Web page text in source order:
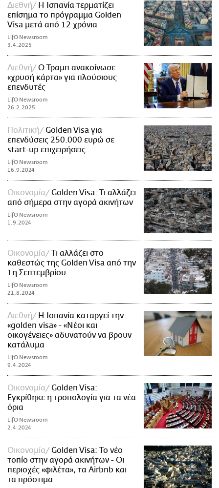
Διεθνή
Η Ισπανία τερματίζει
επίσημα το πρόγραμμα Golden
Visa μετά από 12 χρόνια
LifO Newsroom
3.4.2025
Διεθνή
Ο Τραμπ ανακοίνωσε
«χρυσή κάρτα» για πλούσιους
επενδυτές
LifO Newsroom
26.2.2025
Πολιτική
Golden Visa για
επενδύσεις 250.000 ευρώ σε
start-up επιχειρήσεις
LifO Newsroom
16.9.2024
Οικονομία
Golden Visa: Τι αλλάζει
από σήμερα στην αγορά ακινήτων
LifO Newsroom
1.9.2024
Οικονομία
Τι αλλάζει στο
καθεστώς της Golden Visa από την
1η Σεπτεμβρίου
LifO Newsroom
21.8.2024
Διεθνή
Η Ισπανία καταργεί την
«golden visa» - «Νέοι και
οικογένειες» αδυνατούν να βρουν
κατάλυμα
LifO Newsroom
9.4.2024
Οικονομία
Golden Visa:
Εγκρίθηκε η τροπολογία για τα νέα
όρια
LifO Newsroom
2.4.2024
Οικονομία
Golden Visa: Το νέο
τοπίο στην αγορά ακινήτων - Οι
περιοχές «φιλέτα», τα Αirbnb και
τα πρόστιμα